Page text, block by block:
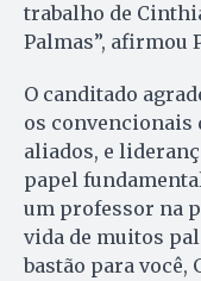
trabalho de
Palmas”, afirmou
O canditado
os convencionais
aliados, e
papel
um professor na
vida de muitos
bastão para você,